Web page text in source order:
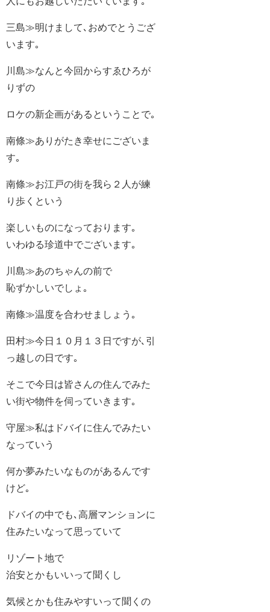
三島≫明けまして､おめでとうござ
います｡
川島≫なんと今回からすゑひろが
りずの
ロケの新企画があるということで｡
南條≫ありがたき幸せにございま
す｡
南條≫お江戸の街を我ら２人が練
り歩くという
楽しいものになっております｡
いわゆる珍道中でございます｡
川島≫あのちゃんの前で
恥ずかしいでしょ｡
南條≫温度を合わせましょう｡
田村≫今日１０月１３日ですが､引
っ越しの日です｡
そこで今日は皆さんの住んでみた
い街や物件を伺っていきます｡
守屋≫私はドバイに住んでみたい
なっていう
何か夢みたいなものがあるんです
けど｡
ドバイの中でも､高層マンションに
住みたいなって思っていて
リゾート地で
治安とかもいいって聞くし
気候とかも住みやすいって聞くの